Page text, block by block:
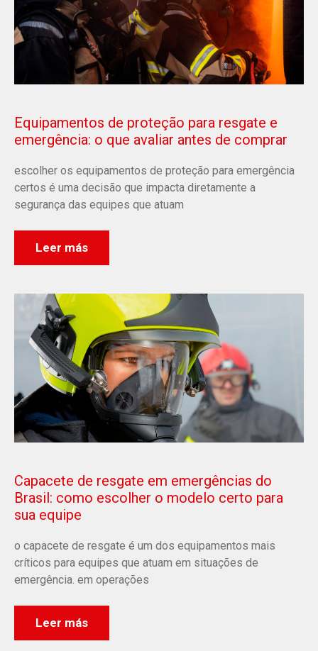
Equipamentos de proteção para resgate e
emergência: o que avaliar antes de comprar
escolher os equipamentos de proteção para emergência
certos é uma decisão que impacta diretamente a
segurança das equipes que atuam
Leer más
Capacete de resgate em emergências do
Brasil: como escolher o modelo certo para
sua equipe
o capacete de resgate é um dos equipamentos mais
críticos para equipes que atuam em situações de
emergência. em operações
Leer más